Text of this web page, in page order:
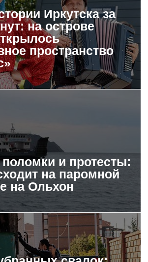
Иркутска за
на острове
пространство
и протесты:
на паромной
на Ольхон